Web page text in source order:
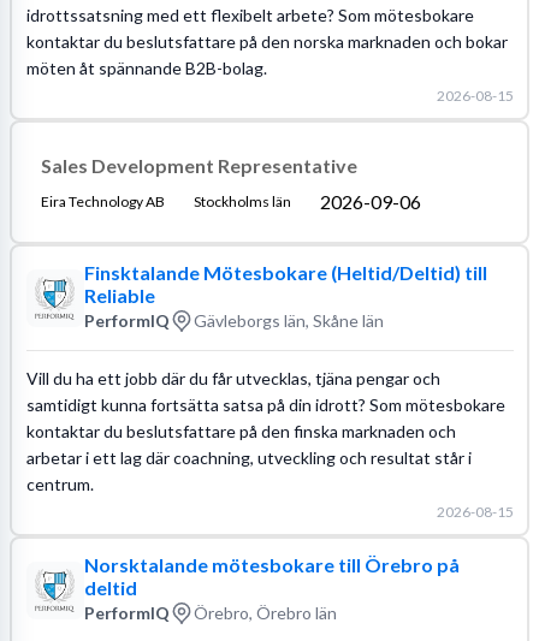
idrottssatsning med ett flexibelt arbete? Som mötesbokare
kontaktar du beslutsfattare på den norska marknaden och bokar
möten åt spännande B2B-bolag.
2026-08-15
Sales Development Representative
Eira Technology AB Stockholms län 2026-09-06
Finsktalande Mötesbokare (Heltid/Deltid) till
Reliable
PerformIQ Gävleborgs län, Skåne län
Vill du ha ett jobb där du får utvecklas, tjäna pengar och
samtidigt kunna fortsätta satsa på din idrott? Som mötesbokare
kontaktar du beslutsfattare på den finska marknaden och
arbetar i ett lag där coachning, utveckling och resultat står i
centrum.
2026-08-15
Norsktalande mötesbokare till Örebro på
deltid
PerformIQ Örebro, Örebro län